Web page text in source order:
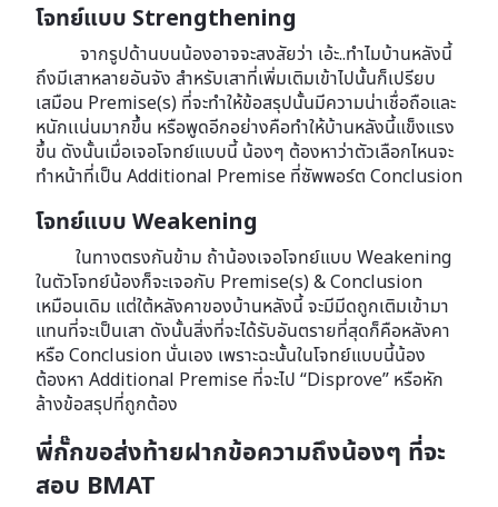
โจทย์แบบ Strengthening
จากรูปด้านบนน้องอาจจะสงสัยว่า เอ้ะ..ทำไมบ้านหลังนี้
ถึงมีเสาหลายอันจัง สำหรับเสาที่เพิ่มเติมเข้าไปนั้นก็เปรียบ
เสมือน Premise(s) ที่จะทำให้ข้อสรุปนั้นมีความน่าเชื่อถือและ
หนักเเน่นมากขึ้น หรือพูดอีกอย่างคือทำให้บ้านหลังนี้แข็งแรง
ขึ้น ดังนั้นเมื่อเจอโจทย์แบบนี้ น้องๆ ต้องหาว่าตัวเลือกไหนจะ
ทำหน้าที่เป็น Additional Premise ที่ซัพพอร์ต Conclusion
โจทย์แบบ Weakening
ในทางตรงกันข้าม ถ้าน้องเจอโจทย์แบบ Weakening
ในตัวโจทย์น้องก็จะเจอกับ Premise(s) & Conclusion
เหมือนเดิม แต่ใต้หลังคาของบ้านหลังนี้ จะมีมีดถูกเติมเข้ามา
แทนที่จะเป็นเสา ดังนั้นสิ่งที่จะได้รับอันตรายที่สุดก็คือหลังคา
หรือ Conclusion นั่นเอง เพราะฉะนั้นในโจทย์แบบนี้น้อง
ต้องหา Additional Premise ที่จะไป “Disprove” หรือหัก
ล้างข้อสรุปที่ถูกต้อง
พี่กั๊กขอส่งท้ายฝากข้อความถึงน้องๆ ที่จะ
สอบ BMAT